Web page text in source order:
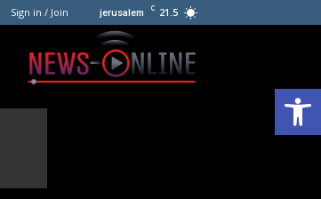
פתח סרגל נגישות
21.5
C
jerusalem
Sign in / Join